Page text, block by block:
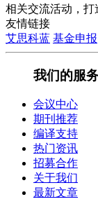
相关交流活动，打
友情链接
艾思科蓝 基金申报
我们的服
会议中心
期刊推荐
编译支持
热门资讯
招募合作
关于我们
最新文章